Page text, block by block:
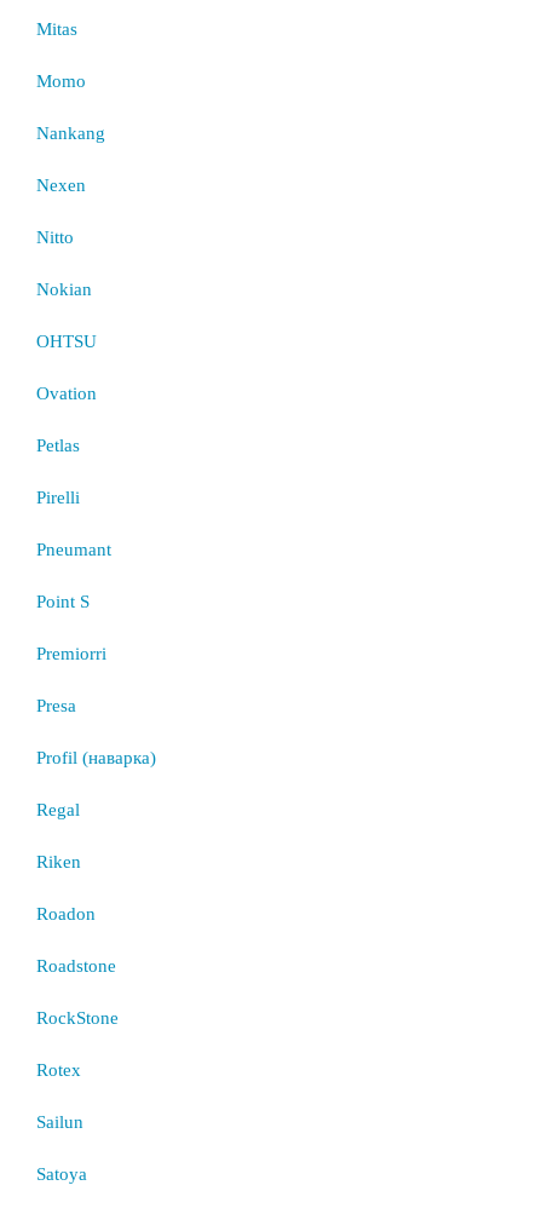
Mitas
Momo
Nankang
Nexen
Nitto
Nokian
OHTSU
Ovation
Petlas
Pirelli
Pneumant
Point S
Premiorri
Presa
Profil (наварка)
Regal
Riken
Roadon
Roadstone
RockStone
Rotex
Sailun
Satoya